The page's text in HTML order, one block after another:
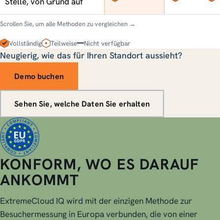
Scrollen Sie, um alle Methoden zu vergleichen →
Vollständig Teilweise Nicht verfügbar
Neugierig, wie das für Ihren Standort aussieht?
Demo buchen
Sehen Sie, welche Daten Sie erhalten
KONFORM, WO ES DARAUF
ANKOMMT
ExtremeCloud IQ wird mit der einzigen Methode zur
Besuchermessung in Europa verbunden, die von einer